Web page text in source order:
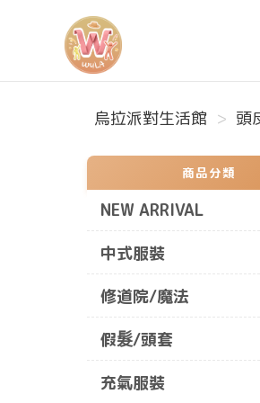
烏拉派對生活館
烏拉派對生活館 頭
商品分類
NEW ARRIVAL
中式服裝
修道院/魔法
假髮/頭套
充氣服裝